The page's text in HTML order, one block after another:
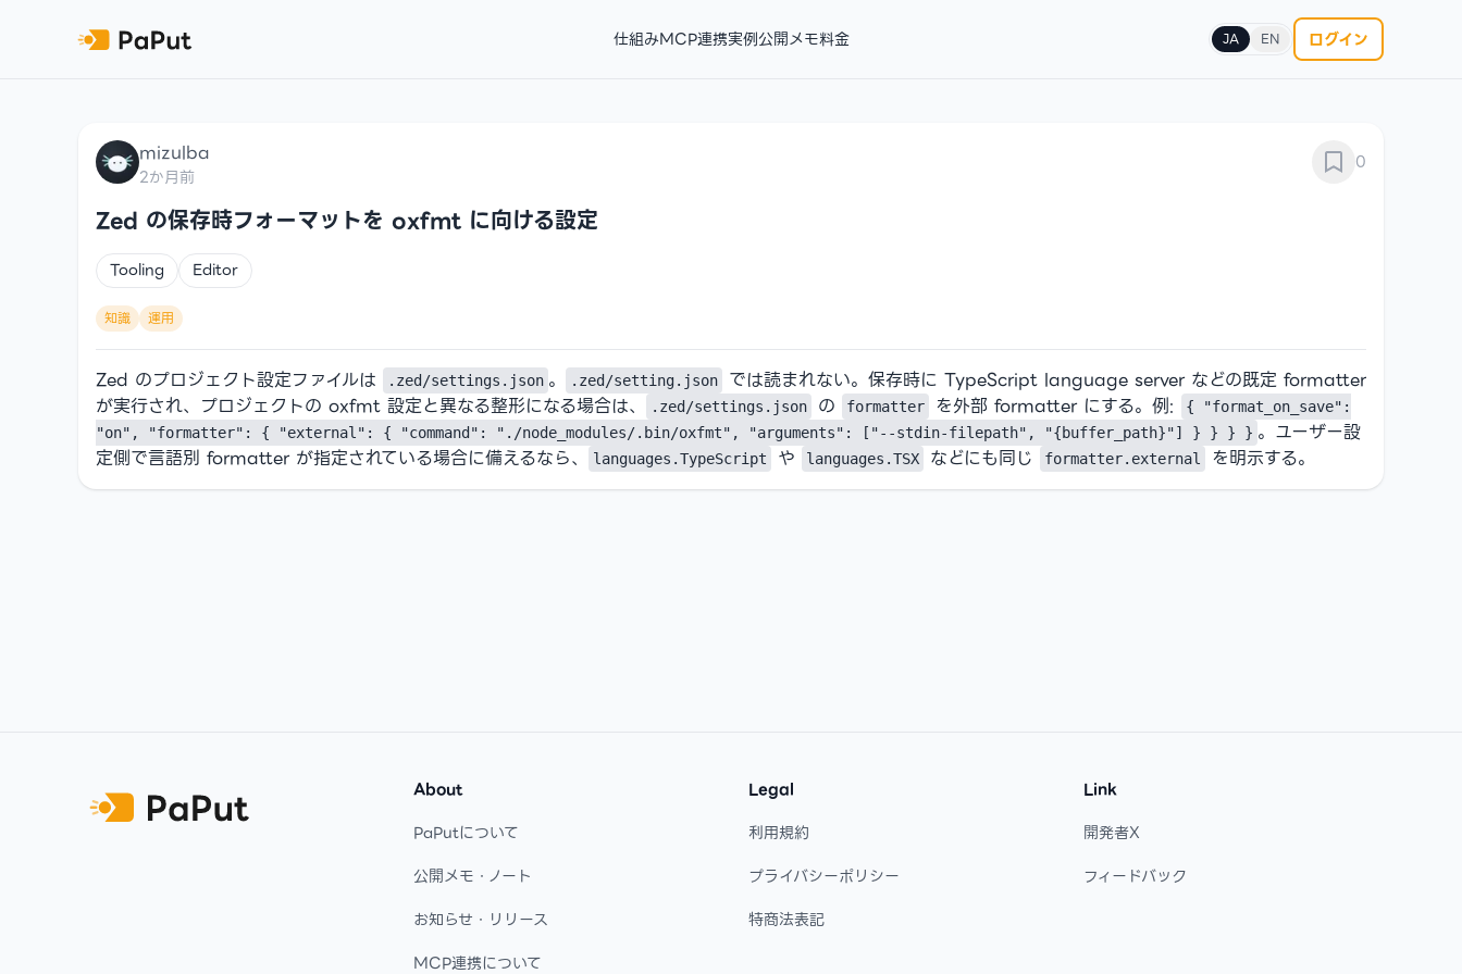
仕組みMCP連携実例公開メモ料金 JA EN ログイン
mizulba
2か月前
0
Zed の保存時フォーマットを oxfmt に向ける設定
Tooling Editor
知識 運用
Zed のプロジェクト設定ファイルは .zed/settings.json 。 .zed/setting.json
では読まれない。保存時に TypeScript language server などの既定 formatter
が実行され、プロジェクトの oxfmt 設定と異なる整形になる場合は、
.zed/settings.json の formatter を外部 formatter にする。例:
{ "format_on_save":
"on", "formatter": { "external": { "command": "./node_modules/.bin/oxfmt", "arguments": ["--stdin-filepath", "{buffer_path}"] } } } } 。ユーザー設
定側で言語別 formatter が指定されている場合に備えるなら、
languages.TypeScript や languages.TSX などにも同じ formatter.external を明示する。
About
PaPutについて
公開メモ・ノート
お知らせ・リリース
MCP連携について
Legal
利用規約
プライバシーポリシー
特商法表記
Link
開発者X
フィードバック